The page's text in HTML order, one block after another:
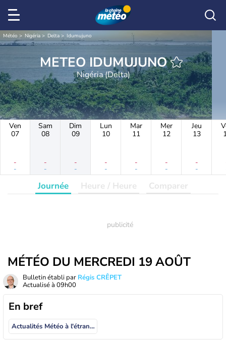
Météo Nigéria Delta Idumujuno
METEO IDUMUJUNO
Nigéria (Delta)
Ven
07
-
-
Sam
08
-
-
Dim
09
-
-
Lun
10
-
-
Mar
11
-
-
Mer
12
-
-
Jeu
13
-
-
Journée Heure / Heure Comparer
MÉTÉO DU MERCREDI 19 AOÛT
Bulletin établi par Régis CRÊPET
Actualisé à 09h00
En bref
Actualités Météo à l'étranger